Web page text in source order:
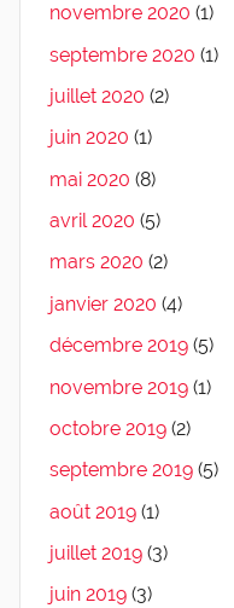
novembre 2020 (1)
septembre 2020 (1)
juillet 2020 (2)
juin 2020 (1)
mai 2020 (8)
avril 2020 (5)
mars 2020 (2)
janvier 2020 (4)
décembre 2019 (5)
novembre 2019 (1)
octobre 2019 (2)
septembre 2019 (5)
août 2019 (1)
juillet 2019 (3)
juin 2019 (3)